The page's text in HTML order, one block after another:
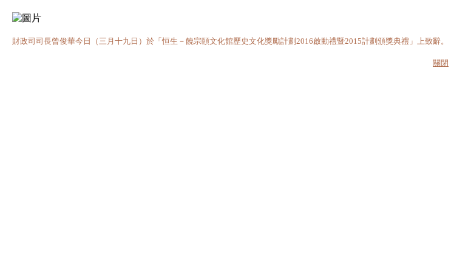
財政司司長曾俊華今日（三月十九日）於「恒生－饒宗頤文化館歷史文化獎勵計劃2016啟動禮暨2015計劃頒獎典禮」上致辭。
關閉